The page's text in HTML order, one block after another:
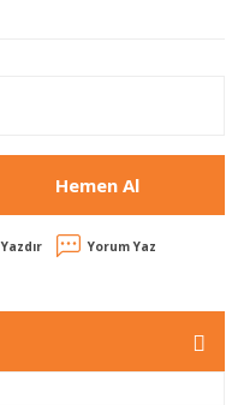
Hemen Al
Yazdır Yorum Yaz